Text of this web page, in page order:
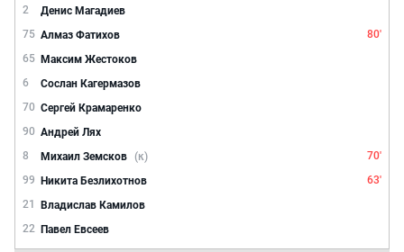
2
Денис Магадиев
75 Алмаз Фатихов
80'
65 Максим Жестоков
6
Сослан Кагермазов
70 Сергей Крамаренко
90 Андрей Лях
8
Михаил Земсков (к)
70'
99 Никита Безлихотнов
63'
21
Владислав Камилов
22 Павел Евсеев